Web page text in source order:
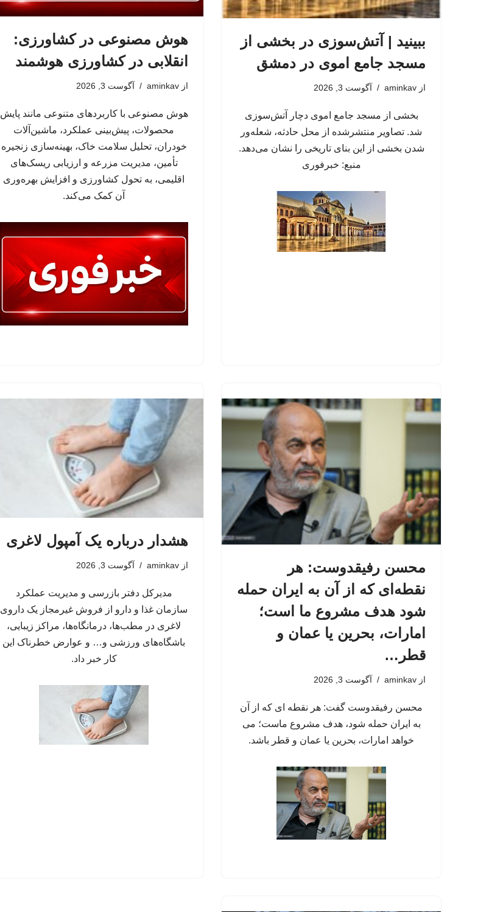
ببینید | آتش‌سوزی در بخشی از
مسجد جامع اموی در دمشق
از aminkav آگوست 3, 2026
بخشی از مسجد جامع اموی دچار آتش‌سوزی
شد. تصاویر منتشرشده از محل حادثه، شعله‌ور
شدن بخشی از این بنای تاریخی را نشان می‌دهد.
منبع: خبرفوری
هوش مصنوعی در کشاورزی:
انقلابی در کشاورزی هوشمند
از aminkav آگوست 3, 2026
هوش مصنوعی با کاربردهای متنوعی مانند پایش
محصولات، پیش‌بینی عملکرد، ماشین‌آلات
خودران، تحلیل سلامت خاک، بهینه‌سازی زنجیره
تأمین، مدیریت مزرعه و ارزیابی ریسک‌های
اقلیمی، به تحول کشاورزی و افزایش بهره‌وری
آن کمک می‌کند.
محسن رفیقدوست: هر
نقطه‌ای که از آن به ایران حمله
شود هدف مشروع ما است؛
امارات، بحرین یا عمان و
قطر…
از aminkav آگوست 3, 2026
محسن رفیقدوست گفت: هر نقطه ای که از آن
به ایران حمله شود، هدف مشروع ماست؛ می
خواهد امارات، بحرین یا عمان و قطر باشد.
هشدار درباره یک آمپول لاغری
از aminkav آگوست 3, 2026
مدیرکل دفتر بازرسی و مدیریت عملکرد
سازمان غذا و دارو از فروش غیرمجاز یک داروی
لاغری در مطب‌ها، درمانگاه‌ها، مراکز زیبایی،
باشگاه‌های ورزشی و… و عوارض خطرناک این
کار خبر داد.